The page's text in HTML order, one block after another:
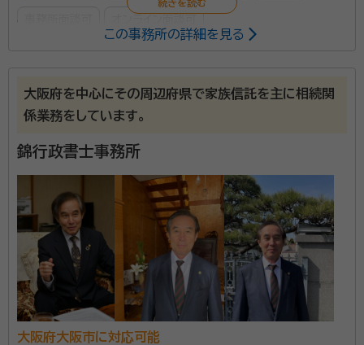
知識と豊富な経験で、円満な解決へと導く専門家です。
なぜ、専門家に頼むべきなのか？ インターネットで多く
です。一般的な情報だけでは解決できない、以下のよう
なお悩みを抱えていませんか？ 何から手をつければい
いか分からない 相続手続きには、戸籍謄本の収集、財
産目録の作成、遺産分割協議書の作成など、多岐にわた
る手続きが必要です。行政書士が全体像を整理し、必要
な手続きを一つひとつ丁寧にサポートします。 相続税の
計算が複雑で分からない 相続税の申告は専門的な知識
が不可欠です。特例を適用できるかどうかの判断や、土
地の評価など、正確な計算にはプロの視点が必要です。
所属団体：大阪府行政書士会
この事務所の詳細を見る
大阪府を中心にその周辺府県で家族信託を主に相続関
係業務をしています。
錦行政書士事務所
大阪府大阪市に対応可能